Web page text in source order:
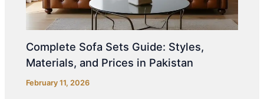
Complete Sofa Sets Guide: Styles,
Materials, and Prices in Pakistan
February 11, 2026